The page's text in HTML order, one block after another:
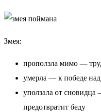
Змея:
проползла мимо —
умерла — к победе над
уползала от сновидца
предотвратит беду